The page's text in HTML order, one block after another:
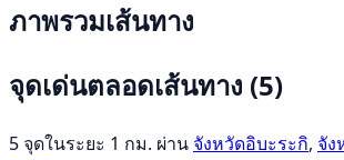
ภาพรวมเส้นทาง
จุดเด่นตลอดเส้นทาง (5)
5 จุดในระยะ 1 กม. ผ่าน จังหวัดอิบะระกิ, จัง